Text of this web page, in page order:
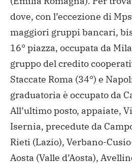
dove, con l’eccezione di
maggiori gruppi bancari,
16° piazza, occupata da
gruppo del credito
Staccate Roma (34°) e
graduatoria è occupato da
All’ultimo posto, appaiate,
Isernia, precedute da
Rieti (Lazio), Verbano-
Aosta (Valle d’Aosta),